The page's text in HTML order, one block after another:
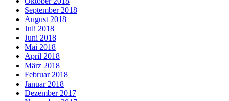
September 2018
August 2018
Juli 2018
Juni 2018
Mai 2018
April 2018
März 2018
Februar 2018
Januar 2018
Dezember 2017